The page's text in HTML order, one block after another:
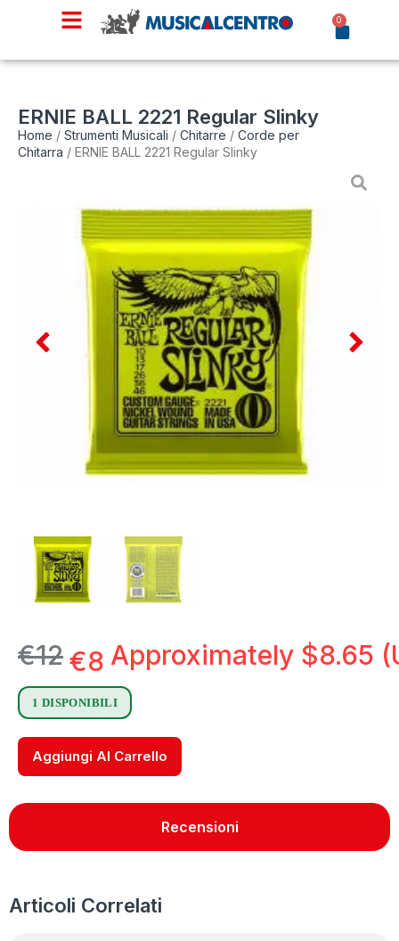
0
ERNIE BALL 2221 Regular Slinky
Home / Strumenti Musicali / Chitarre / Corde per
Chitarra / ERNIE BALL 2221 Regular Slinky
€12€8 Approximately $8.65
1 DISPONIBILI
Aggiungi Al Carrello
Recensioni
Articoli Correlati